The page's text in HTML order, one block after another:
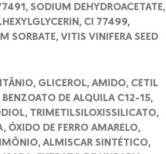
SODIUM DEHYDROACETATE,
CI 77499,
SORBATE, VITIS VINIFERA SEED
GLICEROL, AMIDO, CETIL
DE ALQUILA C12-15,
TRIMETILSILOXISSILICATO,
DE FERRO AMARELO,
ALMISCAR SINTÉTICO,